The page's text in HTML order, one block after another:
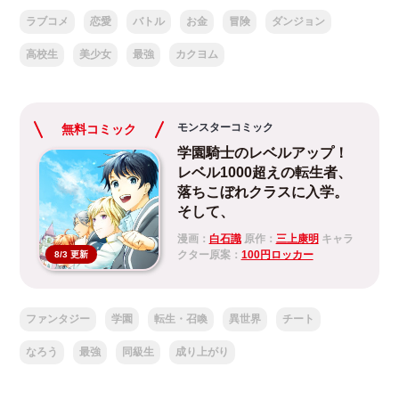
ラブコメ 恋愛 バトル お金 冒険 ダンジョン
高校生 美少女 最強 カクヨム
無料コミック
8/3 更新
モンスターコミック
学園騎士のレベルアップ！
レベル1000超えの転生者、
落ちこぼれクラスに入学。
そして、
漫画： 白石識原作： 三上康明 キャラ
クター原案： 100円ロッカー
ファンタジー 学園 転生・召喚 異世界 チート
なろう 最強 同級生 成り上がり